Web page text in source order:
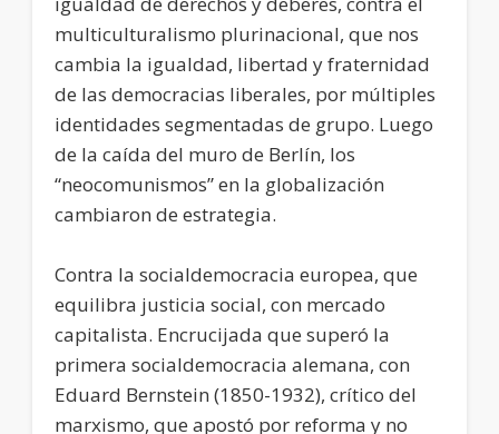
multiculturalismo plurinacional, que nos
cambia la igualdad, libertad y fraternidad
de las democracias liberales, por múltiples
identidades segmentadas de grupo. Luego
de la caída del muro de Berlín, los
“neocomunismos” en la globalización
cambiaron de estrategia.
Contra la socialdemocracia europea, que
equilibra justicia social, con mercado
capitalista. Encrucijada que superó la
primera socialdemocracia alemana, con
Eduard Bernstein (1850-1932), crítico del
marxismo, que apostó por reforma y no